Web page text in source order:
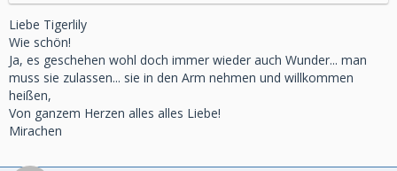
Liebe Tigerlily
Wie schön!
Ja, es geschehen wohl doch immer wieder auch Wunder... man
muss sie zulassen... sie in den Arm nehmen und willkommen
heißen,
Von ganzem Herzen alles alles Liebe!
Mirachen